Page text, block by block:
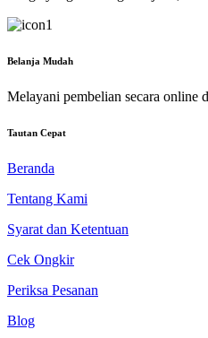
Belanja Mudah
Melayani pembelian secara online
Tautan Cepat
Beranda
Tentang Kami
Syarat dan Ketentuan
Cek Ongkir
Periksa Pesanan
Blog